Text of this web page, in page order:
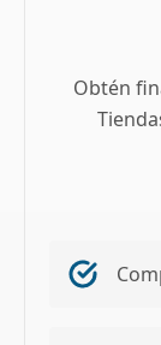
Obtén